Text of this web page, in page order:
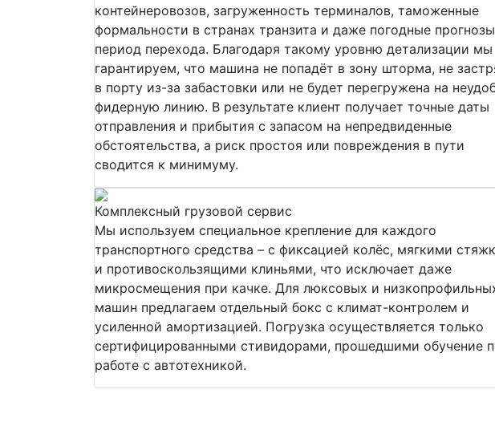
контейнеровозов, загруженность терминалов, таможенные
формальности в странах транзита и даже погодные
период перехода. Благодаря такому уровню детализации мы
гарантируем, что машина не попадёт в зону шторма, не
в порту из-за забастовки или не будет перегружена на
фидерную линию. В результате клиент получает точные даты
отправления и прибытия с запасом на непредвиденные
обстоятельства, а риск простоя или повреждения в пути
сводится к минимуму.
Комплексный грузовой сервис
Мы используем специальное крепление для каждого
транспортного средства – с фиксацией колёс, мягкими
и противоскользящими клиньями, что исключает даже
микросмещения при качке. Для люксовых и
машин предлагаем отдельный бокс с климат-контролем и
усиленной амортизацией. Погрузка осуществляется только
сертифицированными стивидорами, прошедшими обучение
работе с автотехникой.